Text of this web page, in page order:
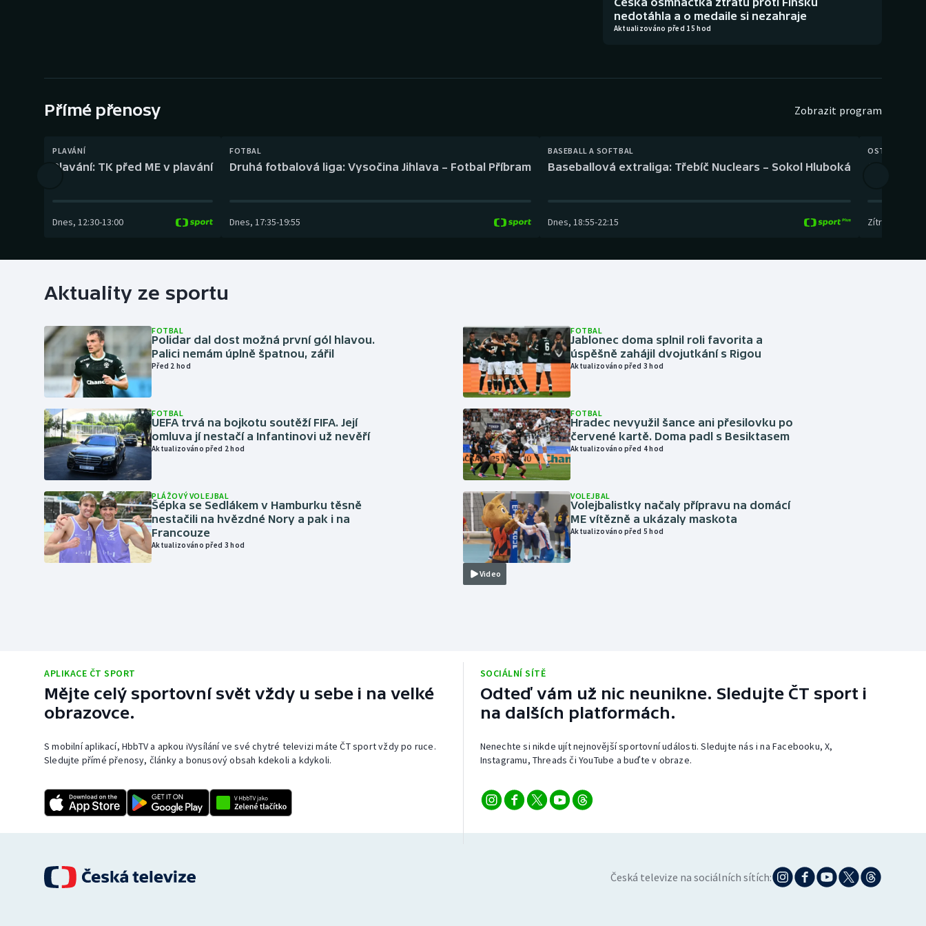
Gymnastika Plážový volejbal
nedotáhla a o medaile si nezahraje
Aktualizováno před 15 hod
Přímé přenosy Zobrazit program
PLAVÁNÍ
Plavání: TK před ME v plavání
Dnes, 12:30-13:00
FOTBAL
Druhá fotbalová liga: Vysočina Jihlava – Fotbal Příbram
Dnes, 17:35-19:55
BASEBALL A SOFTBAL
Baseballová extraliga: Třebíč Nuclears – Sokol Hluboká
Dnes, 18:55-22:15
OSTATNÍ
Zítra
Aktuality ze sportu
FOTBAL
Polidar dal dost možná první gól hlavou.
Palici nemám úplně špatnou, zářil
Před 2 hod
FOTBAL
UEFA trvá na bojkotu soutěží FIFA. Její
omluva jí nestačí a Infantinovi už nevěří
Aktualizováno před 2 hod
PLÁŽOVÝ VOLEJBAL
Šépka se Sedlákem v Hamburku těsně
nestačili na hvězdné Nory a pak i na
Francouze
Aktualizováno před 3 hod
FOTBAL
Jablonec doma splnil roli favorita a
úspěšně zahájil dvojutkání s Rigou
Aktualizováno před 3 hod
FOTBAL
Hradec nevyužil šance ani přesilovku po
červené kartě. Doma padl s Besiktasem
Aktualizováno před 4 hod
Video
VOLEJBAL
Volejbalistky načaly přípravu na domácí
ME vítězně a ukázaly maskota
Aktualizováno před 5 hod
APLIKACE ČT SPORT
Mějte celý sportovní svět vždy u sebe i na velké
obrazovce.
S mobilní aplikací, HbbTV a apkou iVysílání ve své chytré televizi máte ČT sport vždy po ruce.
Sledujte přímé přenosy, články a bonusový obsah kdekoli a kdykoli.
SOCIÁLNÍ SÍTĚ
Odteď vám už nic neunikne. Sledujte ČT sport i
na dalších platformách.
Nenechte si nikde ujít nejnovější sportovní události. Sledujte nás i na Facebooku, X,
Instagramu, Threads či YouTube a buďte v obraze.
Česká televize na sociálních sítích: